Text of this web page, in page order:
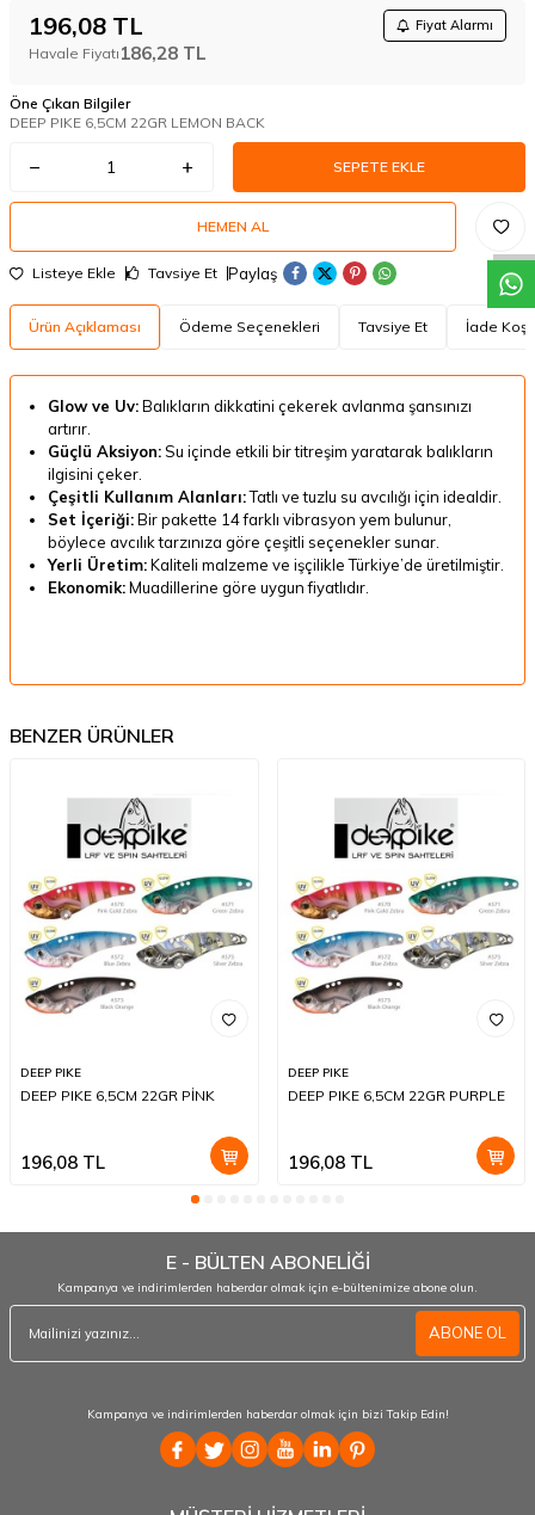
W
h
a
t
a
p
p
D
e
s
t
e
H
a
t
t
196,08 TL Fiyat Alarmı
Havale Fiyatı 186,28 TL
Öne Çıkan Bilgiler
DEEP PIKE 6,5CM 22GR LEMON BACK
SEPETE EKLE
HEMEN AL
Listeye Ekle Tavsiye Et Paylaş
Ürün Açıklaması Ödeme Seçenekleri Tavsiye Et İade
Glow ve Uv:Balıkların dikkatini çekerek avlanma şansınızı
artırır.
Güçlü Aksiyon:Su içinde etkili bir titreşim yaratarak balıkların
ilgisini çeker.
Çeşitli Kullanım Alanları:Tatlı ve tuzlu su avcılığı için idealdir.
Set İçeriği:Bir pakette 14 farklı vibrasyon yem bulunur,
böylece avcılık tarzınıza göre çeşitli seçenekler sunar.
Yerli Üretim:Kaliteli malzeme ve işçilikle Türkiye’de üretilmiştir.
Ekonomik:Muadillerine göre uygun fiyatlıdır.
BENZER ÜRÜNLER
DEEP PIKE
DEEP PIKE 6,5CM 22GR PİNK
196,08 TL
DEEP PIKE
DEEP PIKE 6,5CM 22GR PURPLE
196,08TL
E - BÜLTEN ABONELİĞİ
Kampanya ve indirimlerden haberdar olmak için e-bültenimize abone olun.
ABONE OL
Kampanya ve indirimlerden haberdar olmak için bizi Takip Edin!